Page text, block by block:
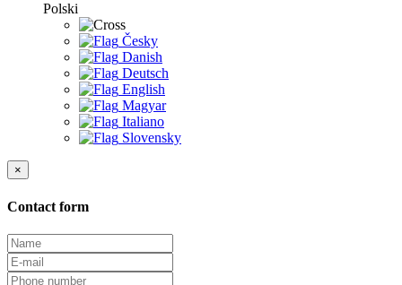
Polski
Česky
Danish
Deutsch
English
Magyar
Italiano
Slovensky
×
Contact form